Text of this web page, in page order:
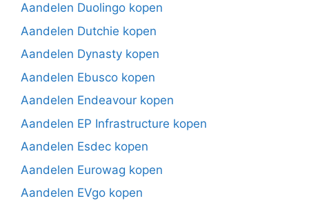
Aandelen Duolingo kopen
Aandelen Dutchie kopen
Aandelen Dynasty kopen
Aandelen Ebusco kopen
Aandelen Endeavour kopen
Aandelen EP Infrastructure kopen
Aandelen Esdec kopen
Aandelen Eurowag kopen
Aandelen EVgo kopen